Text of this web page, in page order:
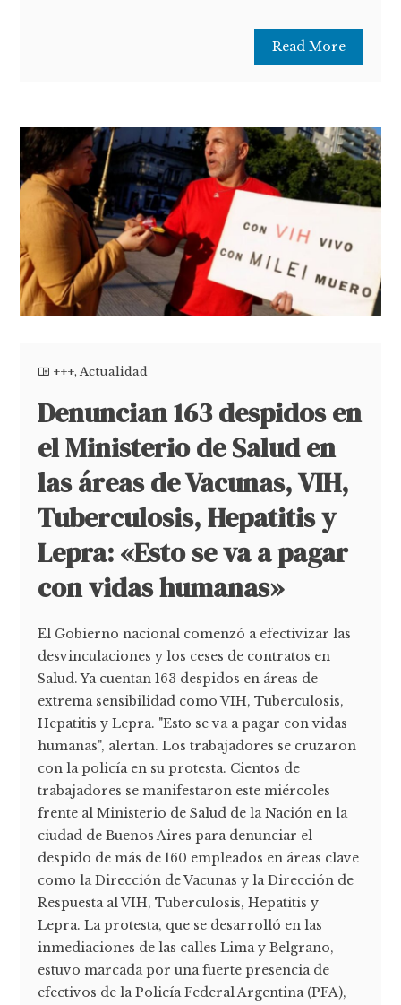
Read More
+++,Actualidad
Denuncian 163 despidos en
el Ministerio de Salud en
las áreas de Vacunas, VIH,
Tuberculosis, Hepatitis y
Lepra: «Esto se va a pagar
con vidas humanas»
El Gobierno nacional comenzó a efectivizar las
desvinculaciones y los ceses de contratos en
Salud. Ya cuentan 163 despidos en áreas de
extrema sensibilidad como VIH, Tuberculosis,
Hepatitis y Lepra. "Esto se va a pagar con vidas
humanas", alertan. Los trabajadores se cruzaron
con la policía en su protesta. Cientos de
trabajadores se manifestaron este miércoles
frente al Ministerio de Salud de la Nación en la
ciudad de Buenos Aires para denunciar el
despido de más de 160 empleados en áreas clave
como la Dirección de Vacunas y la Dirección de
Respuesta al VIH, Tuberculosis, Hepatitis y
Lepra. La protesta, que se desarrolló en las
inmediaciones de las calles Lima y Belgrano,
estuvo marcada por una fuerte presencia de
efectivos de la Policía Federal Argentina (PFA),